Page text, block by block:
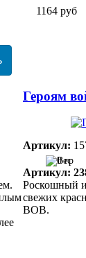
1164 руб
Героям
Артикул:
0 гр
Артикул:
Роскошный
свежих
ВОВ.